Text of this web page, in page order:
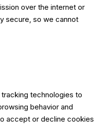
over the internet or
secure, so we cannot
technologies to
behavior and
accept or decline cookies